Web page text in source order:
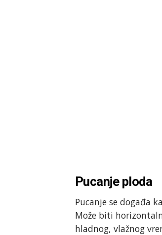
Pucanje ploda
Pucanje se događa
Može biti
hladnog, vlažnog